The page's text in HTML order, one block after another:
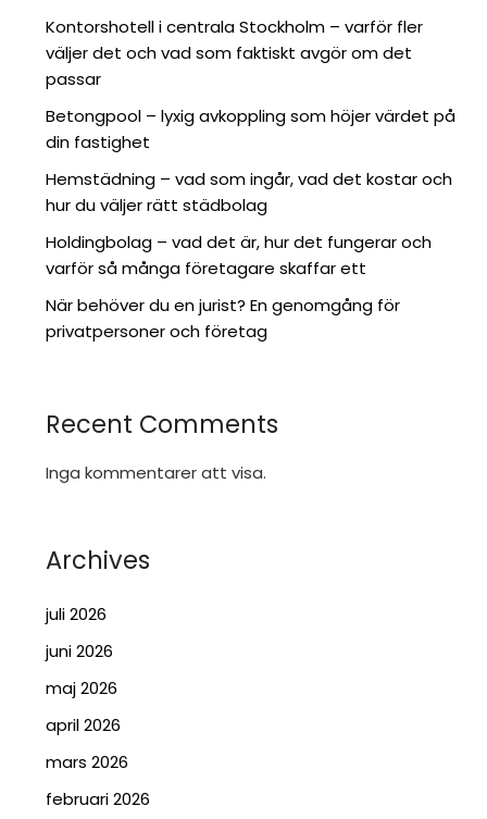
Kontorshotell i centrala Stockholm – varför fler
väljer det och vad som faktiskt avgör om det
passar
Betongpool – lyxig avkoppling som höjer värdet på
din fastighet
Hemstädning – vad som ingår, vad det kostar och
hur du väljer rätt städbolag
Holdingbolag – vad det är, hur det fungerar och
varför så många företagare skaffar ett
När behöver du en jurist? En genomgång för
privatpersoner och företag
Recent Comments
Inga kommentarer att visa.
Archives
juli 2026
juni 2026
maj 2026
april 2026
mars 2026
februari 2026